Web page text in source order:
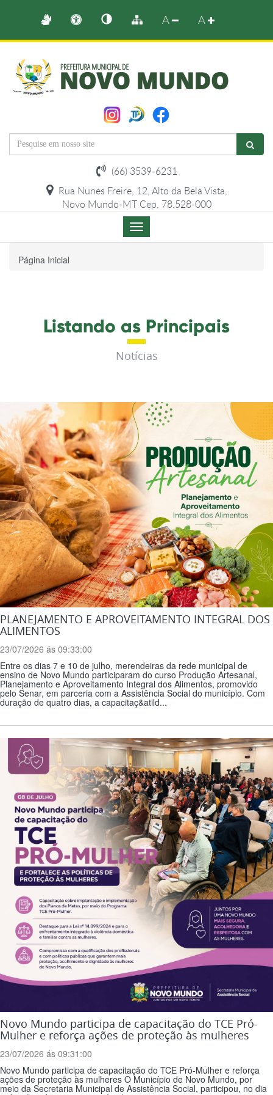
A A
(66) 3539-6231
Rua Nunes Freire, 12, Alto da Bela Vista,
Novo Mundo-MT Cep. 78.528-000
Menu
de
Página Inicial
Listando as Principais
Notícias
PLANEJAMENTO E APROVEITAMENTO INTEGRAL DOS
ALIMENTOS
23/07/2026 ás 09:33:00
Entre os dias 7 e 10 de julho, merendeiras da rede municipal de
ensino de Novo Mundo participaram do curso Produção Artesanal,
Planejamento e Aproveitamento Integral dos Alimentos, promovido
pelo Senar, em parceria com a Assistência Social do município. Com
duração de quatro dias, a capacitaç&atild...
Novo Mundo participa de capacitação do TCE Pró-
Mulher e reforça ações de proteção às mulheres
23/07/2026 ás 09:31:00
Novo Mundo participa de capacitação do TCE Pró-Mulher e reforça
ações de proteção às mulheres O Município de Novo Mundo, por
meio da Secretaria Municipal de Assistência Social, participou, no dia